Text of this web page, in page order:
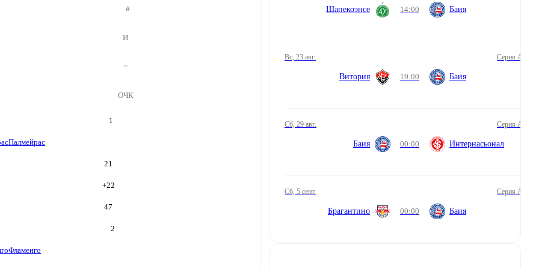
#
И
=
ОЧК
1
Палмейрас
21
+22
47
2
Фламенго
Шапекоэнсе 14:00 Баия
вс, 23 авг. Серия А
Витория 19:00 Баия
сб, 29 авг. Серия А
Баия 00:00 Интернасьонал
сб, 5 сент. Серия А
Брагантино 00:00 Баия